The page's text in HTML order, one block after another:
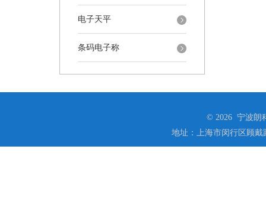
电子天平
条码电子称
© 2026 宁波朗
地址：上海市闵行区顾